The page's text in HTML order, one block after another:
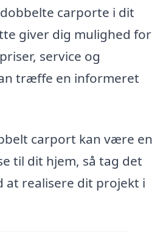
carporte i dit
giver dig mulighed for
service og
træffe en informeret
carport kan være en
til dit hjem, så tag det
at realisere dit projekt i